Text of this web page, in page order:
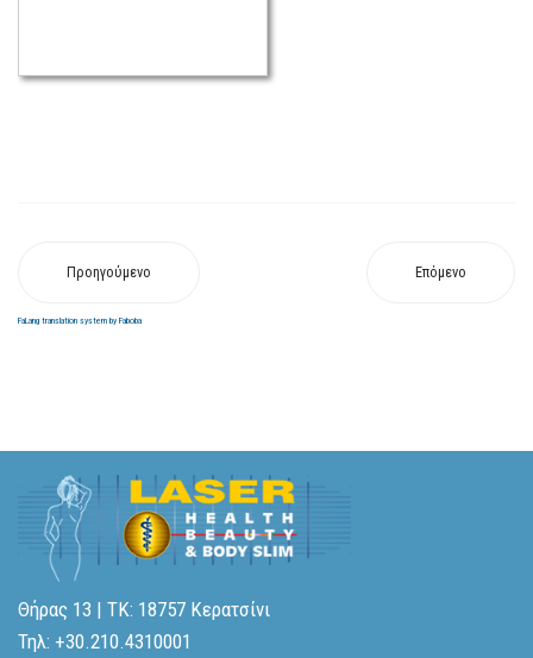
Προηγούμενο Επόμενο
FaLang translation system by Faboba
Θήρας 13 | ΤΚ: 18757 Κερατσίνι
Τηλ: +30.210.4310001